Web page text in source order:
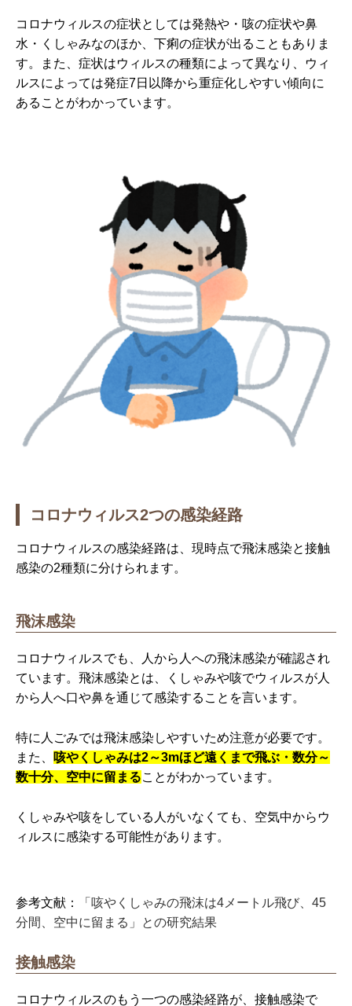
コロナウィルスの症状としては発熱や・咳の症状や鼻
水・くしゃみなのほか、下痢の症状が出ることもありま
す。また、症状はウィルスの種類によって異なり、ウィ
ルスによっては発症7日以降から重症化しやすい傾向に
あることがわかっています。
コロナウィルス2つの感染経路
コロナウィルスの感染経路は、現時点で飛沫感染と接触
感染の2種類に分けられます。
飛沫感染
コロナウィルスでも、人から人への飛沫感染が確認され
ています。飛沫感染とは、くしゃみや咳でウィルスが人
から人へ口や鼻を通じて感染することを言います。
特に人ごみでは飛沫感染しやすいため注意が必要です。
また、
咳やくしゃみは2～3mほど遠くまで飛ぶ・数分～
数十分、空中に留まることがわかっています。
くしゃみや咳をしている人がいなくても、空気中からウ
ィルスに感染する可能性があります。
参考文献：
「咳やくしゃみの飛沫は4メートル飛び、45
分間、空中に留まる」との研究結果
接触感染
コロナウィルスのもう一つの感染経路が、接触感染で